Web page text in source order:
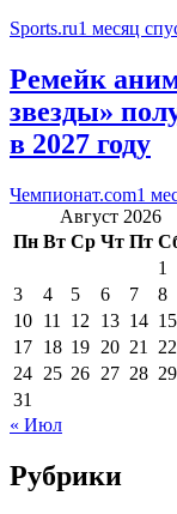
Sports.ru1 месяц
Ремейк
звезды»
в 2027 году
Чемпионат.com1
Август 2026
Пн Вт Ср Чт Пт
1
3
4 5 6 7 8
10 11 12 13 14 15
17 18 19 20 21 22
24 25 26 27 28 29
31
« Июл
Рубрики